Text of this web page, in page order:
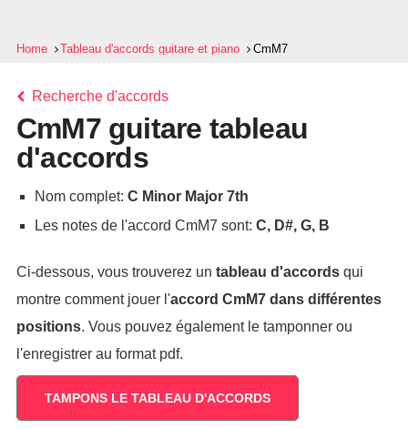
Home Tableau d'accords guitare et piano CmM7
Recherche d'accords
CmM7 guitare tableau
d'accords
Nom complet: C Minor Major 7th
Les notes de l'accord CmM7 sont: C, D#, G, B
Ci-dessous, vous trouverez un tableau d'accordsqui
montre comment jouer l'accord CmM7dans différentes
positions. Vous pouvez également le tamponner ou
l'enregistrer au format pdf.
TAMPONS LE TABLEAU D'ACCORDS